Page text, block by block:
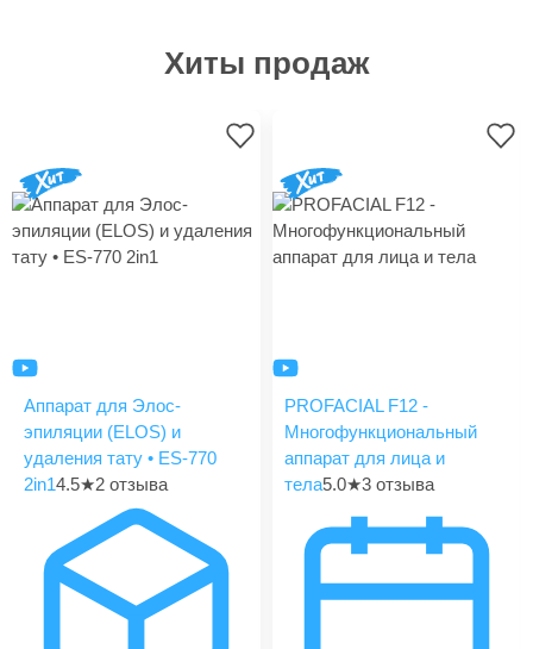
Хиты продаж
Аппарат для Элос-
эпиляции (ELOS) и
удаления тату • ES-770
2in14.5★2 отзыва
PROFACIAL F12 -
Многофункциональный
аппарат для лица и
тела5.0★3 отзыва